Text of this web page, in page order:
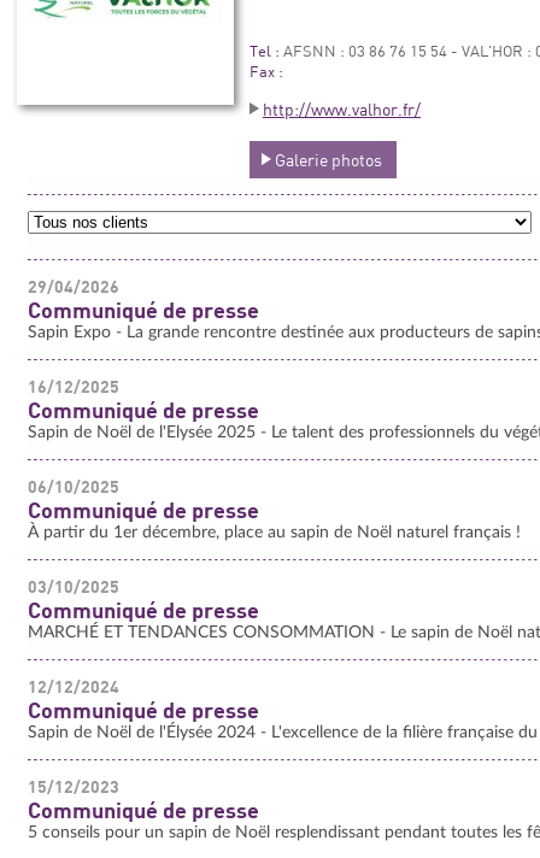
Tel : AFSNN : 03 86 76 15 54 - VAL'HOR :
Fax :
http://www.valhor.fr/
Galerie photos
29/04/2026
Communiqué de presse
Sapin Expo - La grande rencontre destinée aux producteurs de
16/12/2025
Communiqué de presse
Sapin de Noël de l'Elysée 2025 - Le talent des professionnels du
06/10/2025
Communiqué de presse
À partir du 1er décembre, place au sapin de Noël naturel français !
03/10/2025
Communiqué de presse
MARCHÉ ET TENDANCES CONSOMMATION - Le sapin de Noël
12/12/2024
Communiqué de presse
Sapin de Noël de l'Élysée 2024 - L'excellence de la filière française
15/12/2023
Communiqué de presse
5 conseils pour un sapin de Noël resplendissant pendant toutes les